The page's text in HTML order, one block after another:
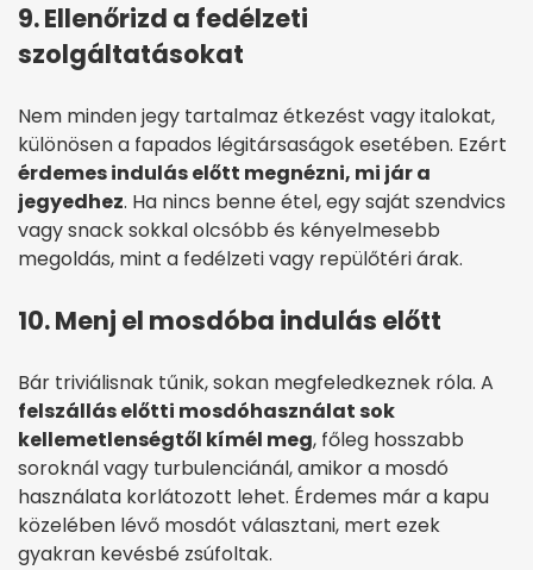
9. Ellenőrizd a fedélzeti
szolgáltatásokat
Nem minden jegy tartalmaz étkezést vagy italokat,
különösen a fapados légitársaságok esetében. Ezért
érdemes indulás előtt megnézni, mi jár a
jegyedhez. Ha nincs benne étel, egy saját szendvics
vagy snack sokkal olcsóbb és kényelmesebb
megoldás, mint a fedélzeti vagy repülőtéri árak.
10. Menj el mosdóba indulás előtt
Bár triviálisnak tűnik, sokan megfeledkeznek róla. A
felszállás előtti mosdóhasználat sok
kellemetlenségtől kímél meg, főleg hosszabb
soroknál vagy turbulenciánál, amikor a mosdó
használata korlátozott lehet. Érdemes már a kapu
közelében lévő mosdót választani, mert ezek
gyakran kevésbé zsúfoltak.